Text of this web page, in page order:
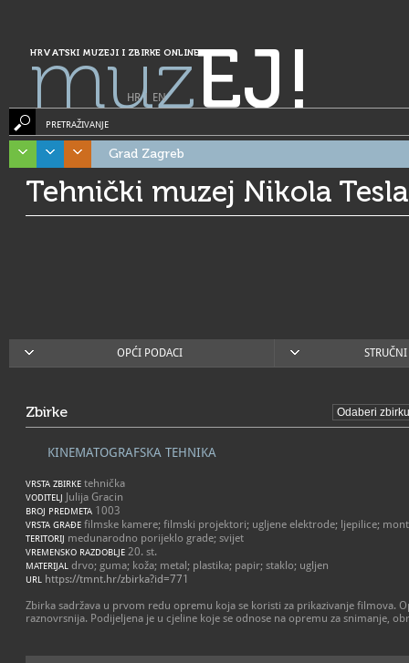
HRVATSKI MUZEJI I ZBIRKE ONLINE
muzEJ!
HR| EN
PRETRAŽIVANJE
Grad Zagreb
Tehnički muzej Nikola Tesla
OPĆI PODACI
Zbirke
KINEMATOGRAFSKA TEHNIKA
VRSTA ZBIRKE tehnička
VODITELJ Julija Gracin
BROJ PREDMETA 1003
VRSTA GRAĐE filmske kamere; filmski projektori; ugljene elektrode; ljepilice;
TERITORIJ medunarodno porijeklo grade; svijet
VREMENSKO RAZDOBLJE 20. st.
MATERIJAL drvo; guma; koža; metal; plastika; papir; staklo; ugljen
URL https://tmnt.hr/zbirka?id=771
Zbirka sadržava u prvom redu opremu koja se koristi za prikazivanje filmova.
raznovrsnija. Podijeljena je u cjeline koje se odnose na opremu za snimanje,